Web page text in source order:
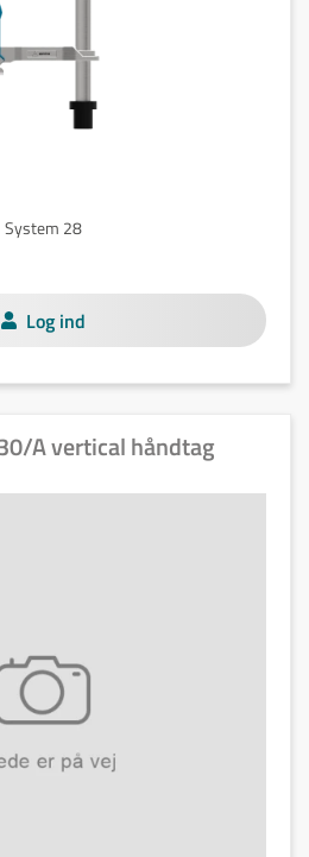
System 28
Log ind
A vertical håndtag